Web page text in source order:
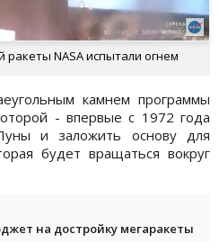
ракеты NASA испытали огнем
камнем программы
- впервые с 1972 года
и заложить основу для
будет вращаться вокруг
на достройку мегаракеты